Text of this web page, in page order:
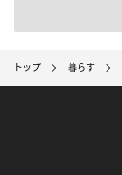
トップ 暮らす